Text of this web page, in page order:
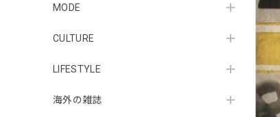
MODE
CULTURE
LIFESTYLE
海外の雑誌